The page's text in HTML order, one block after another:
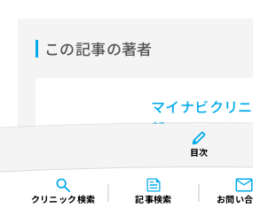
クリニック検索 記事検索 お問い
この記事の著者
マイナビクリ
部
医療ライター
全国16万6,000件以
ータから、あなた
機関を見つけられ
目次